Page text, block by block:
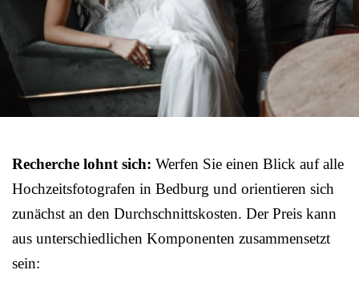
Recherche lohnt sich: Werfen Sie einen Blick auf alle
Hochzeitsfotografen in Bedburg und orientieren sich
zunächst an den Durchschnittskosten. Der Preis kann
aus unterschiedlichen Komponenten zusammensetzt
sein: